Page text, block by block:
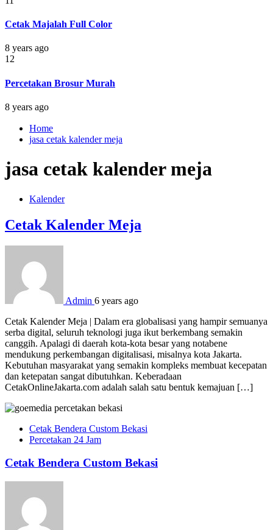
Cetak Majalah Full Color
8 years ago
12
Percetakan Brosur Murah
8 years ago
Home
jasa cetak kalender meja
jasa cetak kalender meja
Kalender
Cetak Kalender Meja
Admin 6 years ago
Cetak Kalender Meja | Dalam era globalisasi yang hampir semuanya
serba digital, seluruh teknologi juga ikut berkembang semakin
canggih. Apalagi di daerah kota-kota besar yang notabene
mendukung perkembangan digitalisasi, misalnya kota Jakarta.
Kebutuhan masyarakat yang semakin kompleks membuat kecepatan
dan ketepatan sangat dibutuhkan. Keberadaan
CetakOnlineJakarta.com adalah salah satu bentuk kemajuan […]
Cetak Bendera Custom Bekasi
Percetakan 24 Jam
Cetak Bendera Custom Bekasi